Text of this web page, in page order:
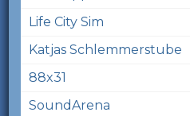
Life City Sim
Katjas Schlemmerstube
88x31
SoundArena